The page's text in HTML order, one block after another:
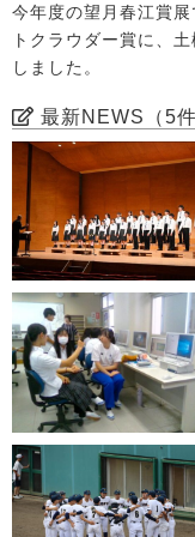
今年度の望月春江賞
トクラウダー賞に、
しました。
最新NEWS（5件